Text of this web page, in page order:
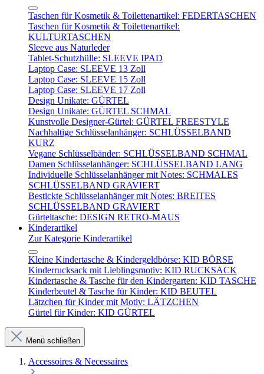
Taschen für Kosmetik & Toilettenartikel: FEDERTASCHEN
Taschen für Kosmetik & Toilettenartikel:
KULTURTASCHEN
Sleeve aus Naturleder
Tablet-Schutzhülle: SLEEVE IPAD
Laptop Case: SLEEVE 13 Zoll
Laptop Case: SLEEVE 15 Zoll
Laptop Case: SLEEVE 17 Zoll
Design Unikate: GÜRTEL
Design Unikate: GÜRTEL SCHMAL
Kunstvolle Designer-Gürtel: GÜRTEL FREESTYLE
Nachhaltige Schlüsselanhänger: SCHLÜSSELBAND
KURZ
Vegane Schlüsselbänder: SCHLÜSSELBAND SCHMAL
Damen Schlüsselanhänger: SCHLÜSSELBAND LANG
Individuelle Schlüsselanhänger mit Notes: SCHMALES
SCHLÜSSELBAND GRAVIERT
Bestickte Schlüsselanhänger mit Notes: BREITES
SCHLÜSSELBAND GRAVIERT
Gürteltasche: DESIGN RETRO-MAUS
Kinderartikel
Zur Kategorie Kinderartikel
Kleine Kindertasche & Kindergeldbörse: KID BÖRSE
Kinderrucksack mit Lieblingsmotiv: KID RUCKSACK
Kindertasche & Tasche für den Kindergarten: KID TASCHE
Kinderbeutel & Tasche für Kinder: KID BEUTEL
Lätzchen für Kinder mit Motiv: LÄTZCHEN
Gürtel für Kinder: KID GÜRTEL
Menü schließen
Accessoires & Necessaires